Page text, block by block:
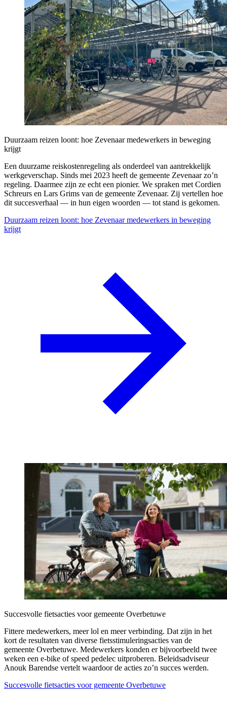
Duurzaam reizen loont: hoe Zevenaar medewerkers in beweging
krijgt
Een duurzame reiskostenregeling als onderdeel van aantrekkelijk
werkgeverschap. Sinds mei 2023 heeft de gemeente Zevenaar zo’n
regeling. Daarmee zijn ze echt een pionier. We spraken met Cordien
Schreurs en Lars Grims van de gemeente Zevenaar. Zij vertellen hoe
dit succesverhaal — in hun eigen woorden — tot stand is gekomen.
Duurzaam reizen loont: hoe Zevenaar medewerkers in beweging
krijgt
Succesvolle fietsacties voor gemeente Overbetuwe
Fittere medewerkers, meer lol en meer verbinding. Dat zijn in het
kort de resultaten van diverse fietsstimuleringsacties van de
gemeente Overbetuwe. Medewerkers konden er bijvoorbeeld twee
weken een e-bike of speed pedelec uitproberen. Beleidsadviseur
Anouk Barendse vertelt waardoor de acties zo’n succes werden.
Succesvolle fietsacties voor gemeente Overbetuwe